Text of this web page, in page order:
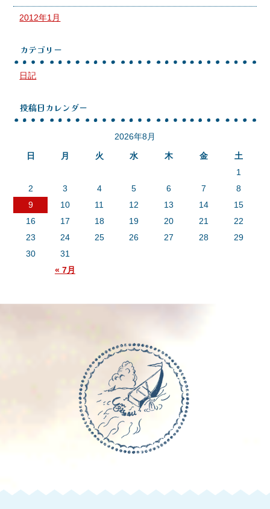
2012年1月
カテゴリー
日記
投稿日カレンダー
2026年8月
日
月 火 水 木 金 土
« 7月
1
2
3 4 5 6 7
8
9
10 11 12 13 14
15
16
17 18 19 20 21
22
23
24 25 26 27 28
29
30
31